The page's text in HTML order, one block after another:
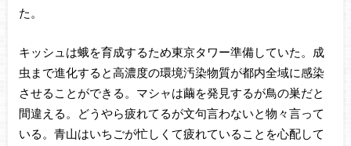
た。
キッシュは蛾を育成するため東京タワー準備していた。成
虫まで進化すると高濃度の環境汚染物質が都内全域に感染
させることができる。マシャは繭を発見するが鳥の巣だと
間違える。どうやら疲れてるが文句言わないと物々言って
いる。青山はいちごが忙しくて疲れていることを心配して